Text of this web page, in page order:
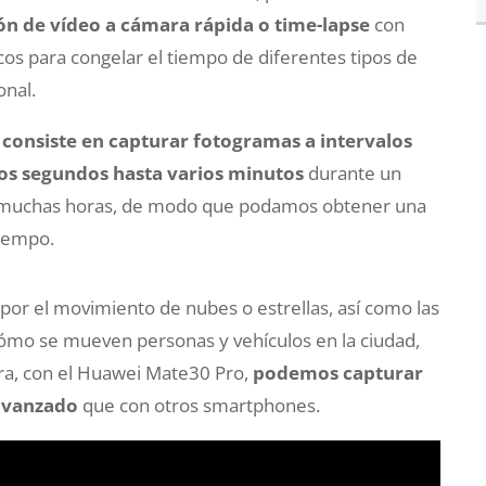
de vídeo a cámara rápida o time-lapse con
para congelar el tiempo de diferentes tipos de
consiste en capturar fotogramas a intervalos
segundos hasta varios minutos durante un
horas, de modo que podamos obtener una
el movimiento de nubes o estrellas, así como las
se mueven personas y vehículos en la ciudad,
con el Huawei Mate30 Pro, podemos capturar
que con otros smartphones.